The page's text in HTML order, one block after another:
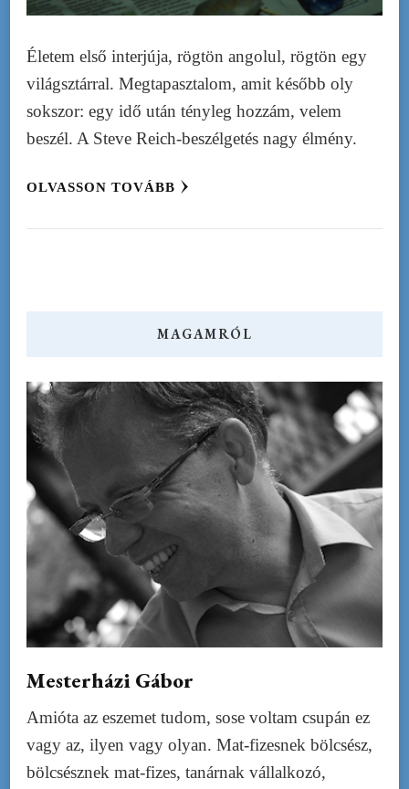
Életem első interjúja, rögtön angolul, rögtön egy
világsztárral. Megtapasztalom, amit később oly
sokszor: egy idő után tényleg hozzám, velem
beszél. A Steve Reich-beszélgetés nagy élmény.
OLVASSON TOVÁBB
MAGAMRÓL
Mesterházi Gábor
Amióta az eszemet tudom, sose voltam csupán ez
vagy az, ilyen vagy olyan. Mat-fizesnek bölcsész,
bölcsésznek mat-fizes, tanárnak vállalkozó,